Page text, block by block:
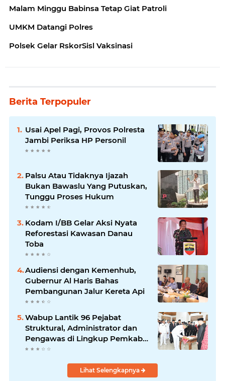
Malam Minggu Babinsa Tetap Giat Patroli
UMKM Datangi Polres
Polsek Gelar RskorSisl Vaksinasi
Berita Terpopuler
Usai Apel Pagi, Provos Polresta
Jambi Periksa HP Personil
Palsu Atau Tidaknya Ijazah
Bukan Bawaslu Yang Putuskan,
Tunggu Proses Hukum
Kodam I/BB Gelar Aksi Nyata
Reforestasi Kawasan Danau
Toba
Audiensi dengan Kemenhub,
Gubernur Al Haris Bahas
Pembangunan Jalur Kereta Api
Wabup Lantik 96 Pejabat
Struktural, Administrator dan
Pengawas di Lingkup Pemkab
Tanjabtim
Lihat Selengkapnya